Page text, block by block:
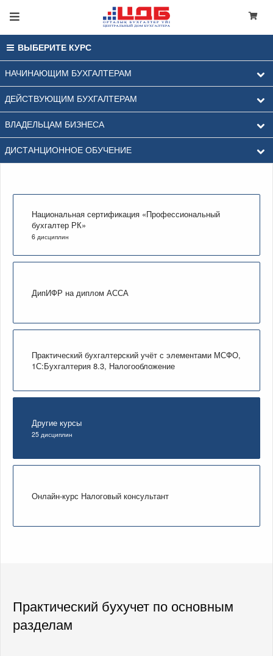
ВЫБЕРИТЕ КУРС
НАЧИНАЮЩИМ БУХГАЛТЕРАМ
ДЕЙСТВУЮЩИМ БУХГАЛТЕРАМ
ВЛАДЕЛЬЦАМ БИЗНЕСА
ДИСТАНЦИОННОЕ ОБУЧЕНИЕ
Национальная сертификация «Профессиональный
бухгалтер РК»
6 дисциплин
ДипИФР на диплом АССА
Практический бухгалтерский учёт с элементами МСФО,
1С:Бухгалтерия 8.3, Налогообложение
Другие курсы
25 дисциплин
Онлайн-курс Налоговый консультант
Практический бухучет по основным
разделам